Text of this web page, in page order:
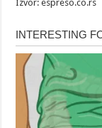
Izvor: espreso.co.rs